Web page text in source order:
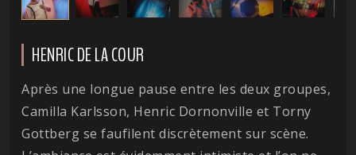
HENRIC DE LA COUR
Après une longue pause entre les deux groupes,
Camilla Karlsson, Henric Dornonville et Torny
Gottberg se faufilent discrètement sur scène.